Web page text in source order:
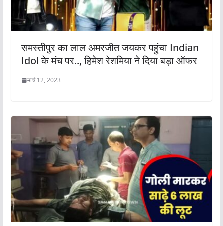
समस्तीपुर का लाल अमरजीत जयकर पहुंचा Indian
Idol के मंच पर.., हिमेश रेशमिया ने दिया बड़ा ऑफर
मार्च 12, 2023